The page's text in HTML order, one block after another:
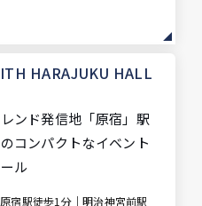
HARAJUKU HALL
レンド発信地「原宿」駅
コンパクトなイベント
ル
原宿駅徒歩1分｜明治神宮前駅